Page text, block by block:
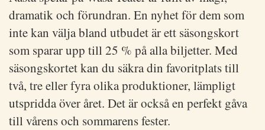
dramatik och förundran. En nyhet för dem som
inte kan välja bland utbudet är ett säsongskort
som sparar upp till 25 % på alla biljetter. Med
säsongskortet kan du säkra din favoritplats till
två, tre eller fyra olika produktioner, lämpligt
utspridda över året. Det är också en perfekt gåva
till vårens och sommarens fester.